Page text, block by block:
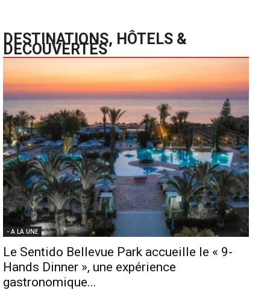
DESTINATIONS, HÔTELS &
DECOUVERTES
- A LA UNE
Le Sentido Bellevue Park accueille le « 9-
Hands Dinner », une expérience
gastronomique...